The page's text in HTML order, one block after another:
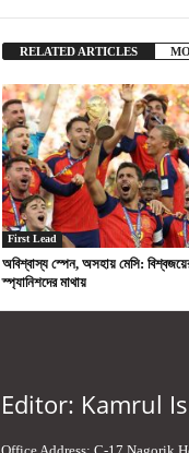
RELATED ARTICLES
First Lead
অবিশ্বাস্য স্পেন, অসহায় মেসি:
স্প্যানিশদের মাথায়
Editor: Kamrul